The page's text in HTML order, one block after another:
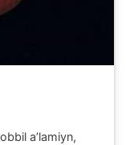
a’lamiyn,